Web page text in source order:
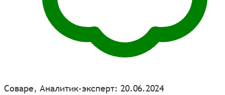
Соваре, Аналитик-эксперт: 20.06.2024